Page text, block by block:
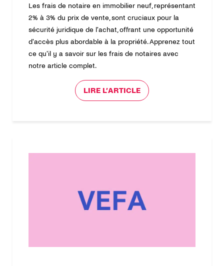
Les frais de notaire en immobilier neuf, représentant
2% à 3% du prix de vente, sont cruciaux pour la
sécurité juridique de l'achat, offrant une opportunité
d'accès plus abordable à la propriété. Apprenez tout
ce qu'il y a savoir sur les frais de notaires avec
notre article complet.
LIRE L’ARTICLE